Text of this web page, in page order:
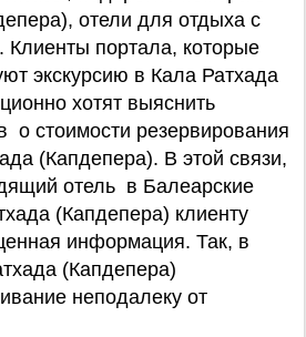
отели для отдыха с
Клиенты портала, которые
экскурсию в Кала Ратхада
хотят выяснить
о стоимости резервирования
(Капдепера). В этой связи,
отель в Балеарские
(Капдепера) клиенту
информация. Так, в
(Капдепера)
неподалеку от